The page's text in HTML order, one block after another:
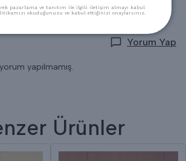
Yorum Yap
yapılmamış.
Ürünler
pazarlama ve tanıtım ile ilgili iletişim almayı kabul
okuduğunuzu ve kabul ettiğinizi onaylarsınız.